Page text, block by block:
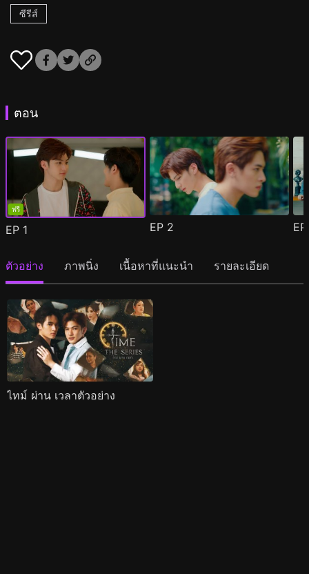
ซีรีส์
ตอน
ฟรี
EP 1 EP 2
ตัวอย่าง ภาพนิ่ง เนื้อหาที่แนะนำ รายละเอียด
ไทม์ ผ่าน เวลาตัวอย่าง